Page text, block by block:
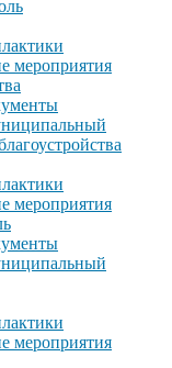
мероприятия
мероприятия
мероприятия